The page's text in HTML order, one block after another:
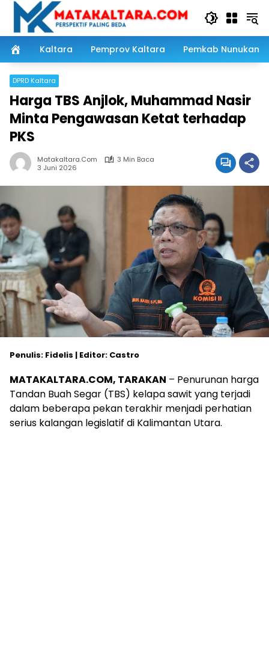
Langsung
konten
Kaltara
Pemprov Kaltara Pemkab Nunukan
DPRD Kaltara
Harga TBS Anjlok, Muhammad Nasir
Minta Pengawasan Ketat terhadap
PKS
Matakaltara.com
3 Min Baca
3 Juni 2026
Penulis: Fidelis | Editor: Castro
MATAKALTARA.COM, TARAKAN – Penurunan harga
Tandan Buah Segar (TBS) kelapa sawit yang terjadi
dalam beberapa pekan terakhir menjadi perhatian
serius kalangan legislatif di Kalimantan Utara.